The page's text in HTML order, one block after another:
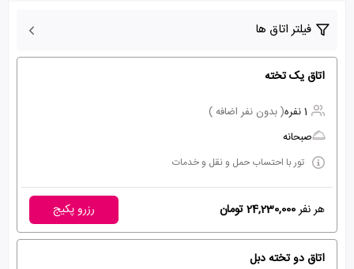
فیلتر اتاق ها
اتاق یک تخته
1 نفره
( بدون نفر اضافه )
صبحانه
تور با احتساب حمل و نقل و خدمات
هر نفر24,230,000 تومان رزرو پکیج
اتاق دو تخته دبل